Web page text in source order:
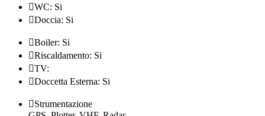
WC: Si
Doccia: Si
Boiler: Si
Riscaldamento: Si
TV:
Doccetta Esterna: Si
Strumentazione